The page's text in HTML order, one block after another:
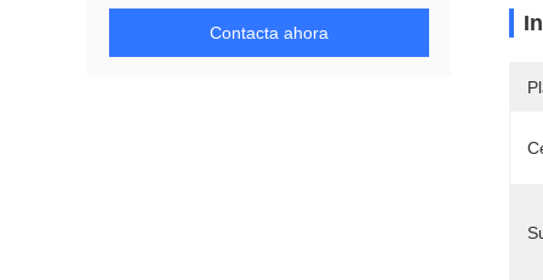
Contacta ahora